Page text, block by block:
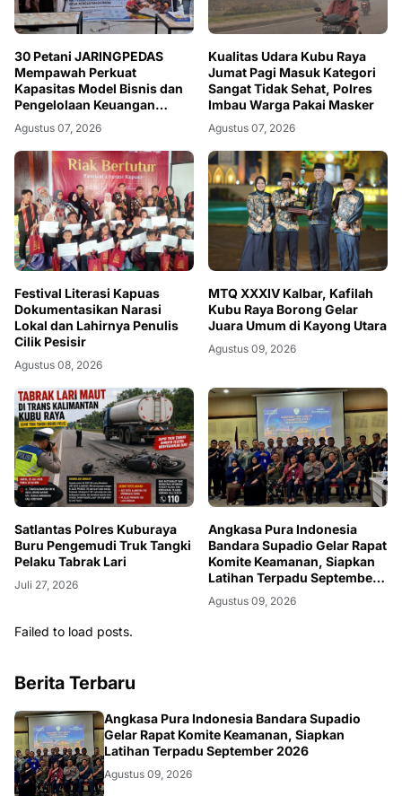
30 Petani JARINGPEDAS
Mempawah Perkuat
Kapasitas Model Bisnis dan
Pengelolaan Keuangan
Usaha
Agustus 07, 2026
Kualitas Udara Kubu Raya
Jumat Pagi Masuk Kategori
Sangat Tidak Sehat, Polres
Imbau Warga Pakai Masker
Agustus 07, 2026
Festival Literasi Kapuas
Dokumentasikan Narasi
Lokal dan Lahirnya Penulis
Cilik Pesisir
Agustus 08, 2026
MTQ XXXIV Kalbar, Kafilah
Kubu Raya Borong Gelar
Juara Umum di Kayong Utara
Agustus 09, 2026
Satlantas Polres Kuburaya
Buru Pengemudi Truk Tangki
Pelaku Tabrak Lari
Juli 27, 2026
Angkasa Pura Indonesia
Bandara Supadio Gelar Rapat
Komite Keamanan, Siapkan
Latihan Terpadu September
2026
Agustus 09, 2026
Failed to load posts.
Berita Terbaru
KALBAR
Angkasa Pura Indonesia Bandara Supadio
Gelar Rapat Komite Keamanan, Siapkan
Latihan Terpadu September 2026
Agustus 09, 2026